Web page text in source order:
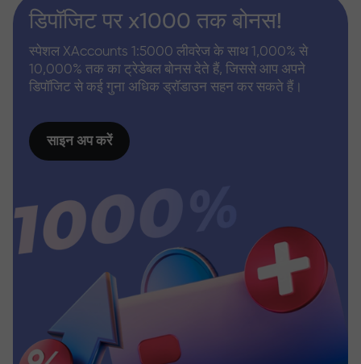
डिपॉजिट पर x1000 तक बोनस!
स्पेशल XAccounts 1:5000 लीवरेज के साथ 1,000% से
10,000% तक का ट्रेडेबल बोनस देते हैं, जिससे आप अपने
डिपॉजिट से कई गुना अधिक ड्रॉडाउन सहन कर सकते हैं।
साइन अप करें